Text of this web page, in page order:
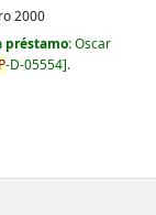
2000
préstamo:Oscar
-D-05554 .